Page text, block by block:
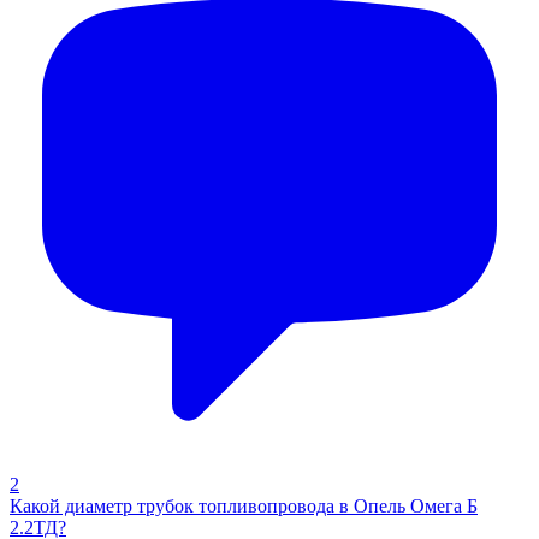
2
Какой диаметр трубок топливопровода в Опель Омега Б
2.2ТД?